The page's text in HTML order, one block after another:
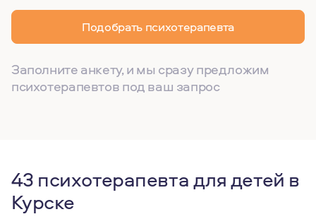
Подобрать психотерапевта
Заполните анкету, и мы сразу предложим
психотерапевтов под ваш запрос
43 психотерапевта для детей в
Курске